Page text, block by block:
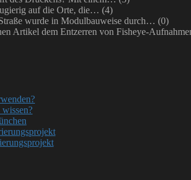
auf die Orte, die… (4)
wurde in Modulbauweise durch… (0)
Artikel dem Entzerren von Fisheye-